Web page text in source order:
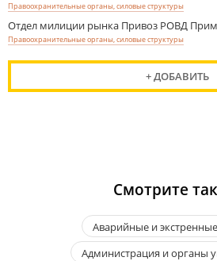
Правоохранительные органы, силовые структуры
Отдел милиции рынка Привоз РОВД
Правоохранительные органы, силовые структуры
+ ДОБАВИТЬ
Смотрите
Аварийные и
Администрация и органы